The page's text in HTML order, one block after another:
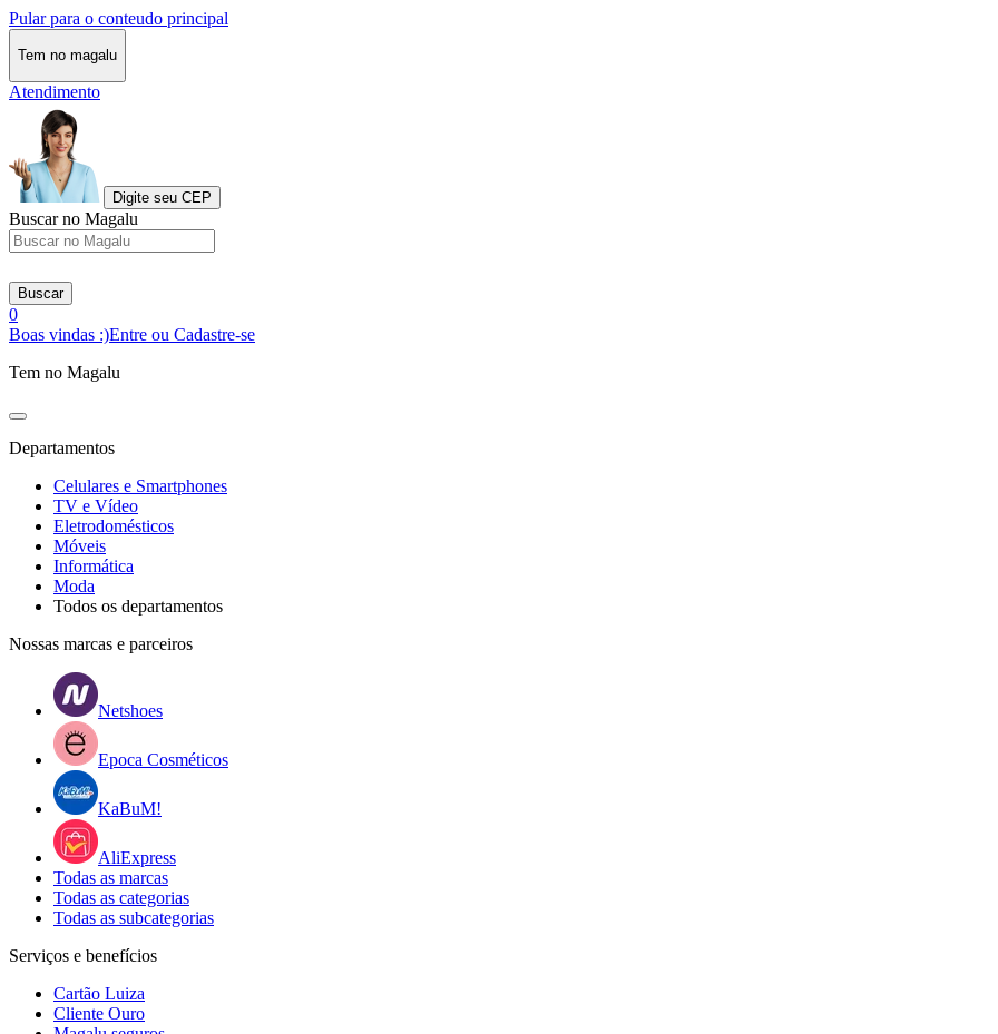
Pular para o conteudo principal
Tem no magalu
Atendimento
Digite seu CEP
Buscar no Magalu
Buscar
0
Boas vindas :)Entre ou Cadastre-se
Tem no Magalu
Departamentos
Celulares e Smartphones
TV e Vídeo
Eletrodomésticos
Móveis
Informática
Moda
Todos os departamentos
Nossas marcas e parceiros
Netshoes
Epoca Cosméticos
KaBuM!
AliExpress
Todas as marcas
Todas as categorias
Todas as subcategorias
Serviços e benefícios
Cartão Luiza
Cliente Ouro